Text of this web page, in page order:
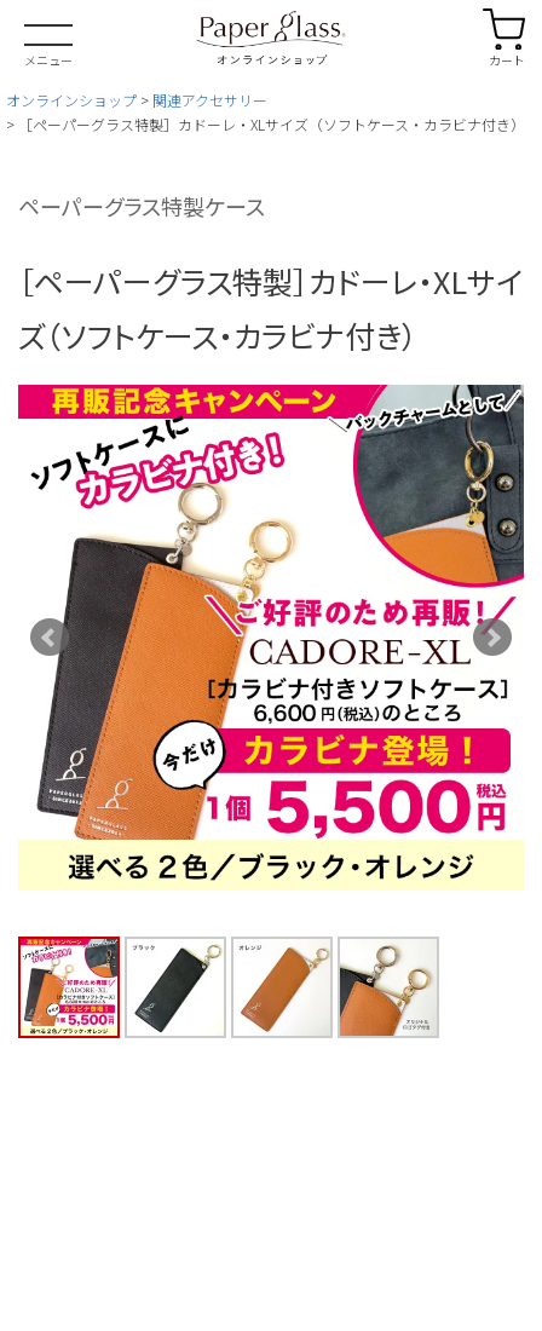
メニュー カート
オンラインショップ
関連アクセサリー
［ペーパーグラス特製］カドーレ・XLサイズ（ソフトケース・カラビナ付き）
ペーパーグラス特製ケース
［ペーパーグラス特製］カドーレ・XLサイ
ズ（ソフトケース・カラビナ付き）